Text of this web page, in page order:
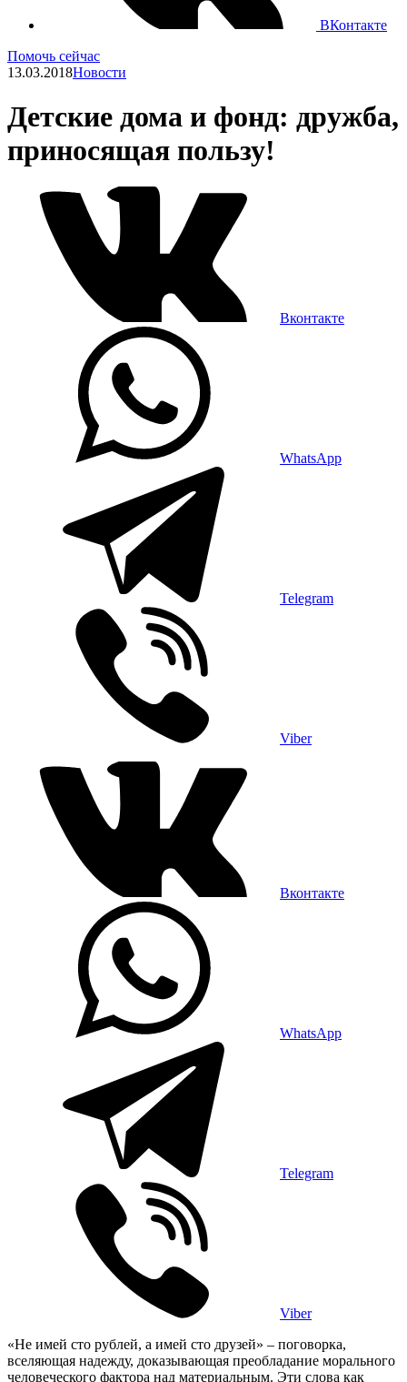
ВКонтакте
Помочь сейчас
13.03.2018Новости
Детские дома и фонд: дружба,
приносящая пользу!
Вконтакте
WhatsApp
Telegram
Viber
Вконтакте
WhatsApp
Telegram
Viber
«Не имей сто рублей, а имей сто друзей» – поговорка,
вселяющая надежду, доказывающая преобладание морального
человеческого фактора над материальным. Эти слова как